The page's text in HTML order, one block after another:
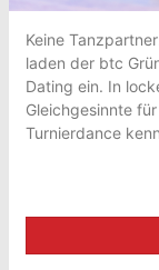
Keine
laden der btc
Dating ein. In
Gleichgesinnte
Turnierdance